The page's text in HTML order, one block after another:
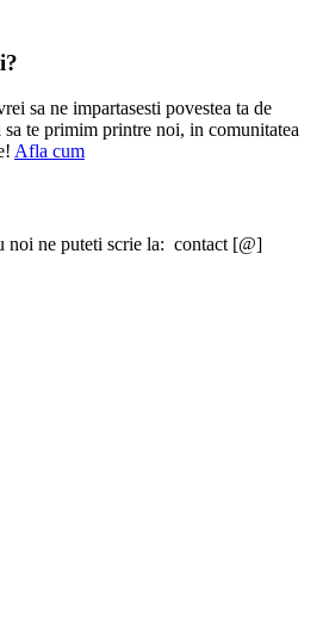
sa ne impartasesti povestea ta de
sa te primim printre noi, in comunitatea
Afla cum
noi ne puteti scrie la: contact [@]